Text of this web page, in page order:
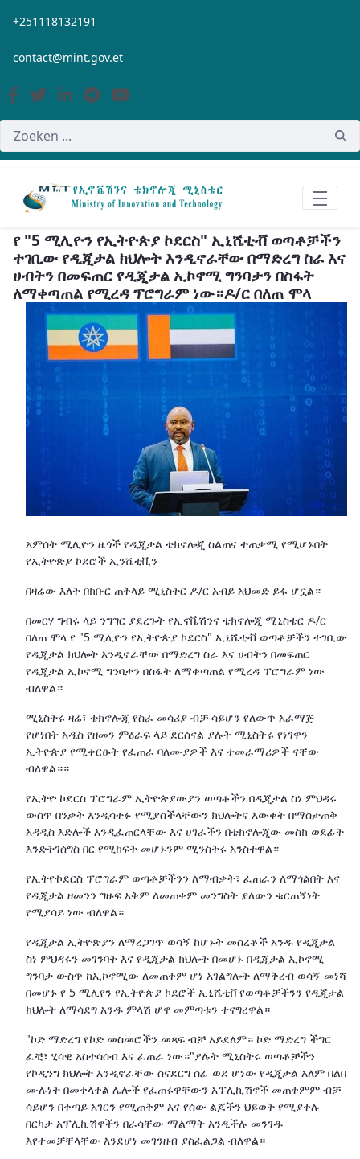
Overslaan en naar hoofdinhoud gaan
+251118132191
contact@mint.gov.et
የ "5 ሚሊዮን የኢትዮጵያ ኮደርስ" ኢኒሼቲቭ ወጣቶቻችን
ተገቢው የዲጂታል ክህሎት እንዲኖራቸው በማድረግ ስራ እና
ሀብትን በመፍጠር የዲጂታል ኢኮኖሚ ግንባታን በስፋት
ለማቀጣጠል የሚረዳ ፕሮግራም ነው።ዶ/ር በለጠ ሞላ
አምሰት ሚሊዮን ዜጎች የዲጂታል ቴክኖሎጂ ስልጠና ተጠቃሚ የሚሆኑበት
የኢትዮጵያ ኮደሮች ኢንሼቲቪን
በዛሬው እለት በክቡር ጠቅላይ ሚኒስትር ዶ/ር አብይ አህመድ ይፋ ሆኗል።
በመርሃ ግብሩ ላይ ንግግር ያደረጉት የኢኖቬሽንና ቴክኖሎጂ ሚኒስቴር ዶ/ር
በለጠ ሞላ የ "5 ሚሊዮን የኢትዮጵያ ኮደርስ" ኢኒሼቲቭ ወጣቶቻችን ተገቢው
የዲጂታል ክህሎት እንዲኖራቸው በማድረግ ስራ እና ሀብትን በመፍጠር
የዲጂታል ኢኮኖሚ ግንባታን በስፋት ለማቀጣጠል የሚረዳ ፕሮግራም ነው
ብለዋል።
ሚኒስትሩ ዛሬ፣ ቴክኖሎጂ የስራ መሳሪያ ብቻ ሳይሆን የለውጥ አራማጅ
የሆነበት አዲስ የዘመን ምዕራፍ ላይ ደርሰናል ያሉት ሚኒስትሩ የነገዋን
ኢትዮጵያ የሚቀርፁት የፈጠራ ባለሙያዎች እና ተመራማሪዎች ናቸው
ብለዋል።።
የኢትዮ ኮደርስ ፕሮግራም ኢትዮጵያውያን ወጣቶችን በዲጂታል ስነ ምህዳሩ
ውስጥ በንቃት እንዲሳተፉ የሚያስችላቸውን ክህሎትና እውቀት በማስታጠቅ
አዳዲስ እድሎች እንዲፈጠርላቸው እና ሀገራችን በቴክኖሎጂው መስክ ወደፊት
እንድትገሰግስ በር የሚከፍት መሆኑንም ሚንስትሩ አንስተዋል።
የኢትዮኮደርስ ፕሮግራም ወጣቶቻችንን ለማብቃት፣ ፈጠራን ለማጎልበት እና
የዲጂታል ዘመንን ግዙፍ አቅም ለመጠቀም መንግስት ያለውን ቁርጠኝነት
የሚያሳይ ነው ብለዋል።
የዲጂታል ኢትዮጵያን ለማረጋገጥ ወሳኝ ከሆኑት መሰረቶች አንዱ የዲጂታል
ስነ ምህዳሩን መገንባት እና የዲጂታል ክህሎት በመሆኑ በዲጂታል ኢኮኖሚ
ግንባታ ውስጥ ከኢኮኖሚው ለመጠቀም ሆነ አገልግሎት ለማቅረብ ወሳኝ መነሻ
በመሆኑ የ 5 ሚሊየን የኢትዮጵያ ኮደሮች ኢኒሼቲቨ የወጣቶቻችንን የዲጂታል
ክህሎት ለማሳደግ አንዱ ምላሽ ሆኖ መምጣቱን ተናግረዋል።
"ኮድ ማድረግ የኮድ መስመሮችን መጻፍ ብቻ አይደለም። ኮድ ማድረግ ችግር
ፈቺ፣ ሂሳዊ አስተሳሰብ እና ፈጠራ ነው።"ያሉት ሚኒስትሩ ወጣቶቻችን
የኮዲንግ ክህሎት እንዲኖራቸው ስናደርግ ሰፊ ወደ ሆነው የዲጂታል አለም በልበ
ሙሉነት በመቀላቀል ሌሎች የፈጠሩዋቸውን አፕሊኪሽኖች መጠቀምም ብቻ
ሳይሆን በቀጣይ አገርን የሚጠቅም እና የሰው ልጆችን ህይወት የሚያቀሉ
በርካታ አፕሊኪሽኖችን በራሳቸው ማልማት እንዲችሉ መንገዱ
እየተመቻቸላቸው እንደሆነ መገንዘብ ያስፈልጋል ብለዋል።